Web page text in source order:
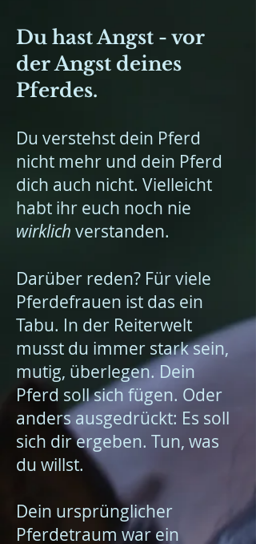
Du hast Angst - vor
der Angst deines
Pferdes.
Du verstehst dein Pferd
nicht mehr und dein Pferd
dich auch nicht. Vielleicht
habt ihr euch noch nie
wirklich verstanden.
Darüber reden? Für viele
Pferdefrauen ist das ein
Tabu. In der Reiterwelt
musst du immer stark sein,
mutig, überlegen. Dein
Pferd soll sich fügen. Oder
anders ausgedrückt: Es soll
sich dir ergeben. Tun, was
du willst.
Dein ursprünglicher
Pferdetraum war ein